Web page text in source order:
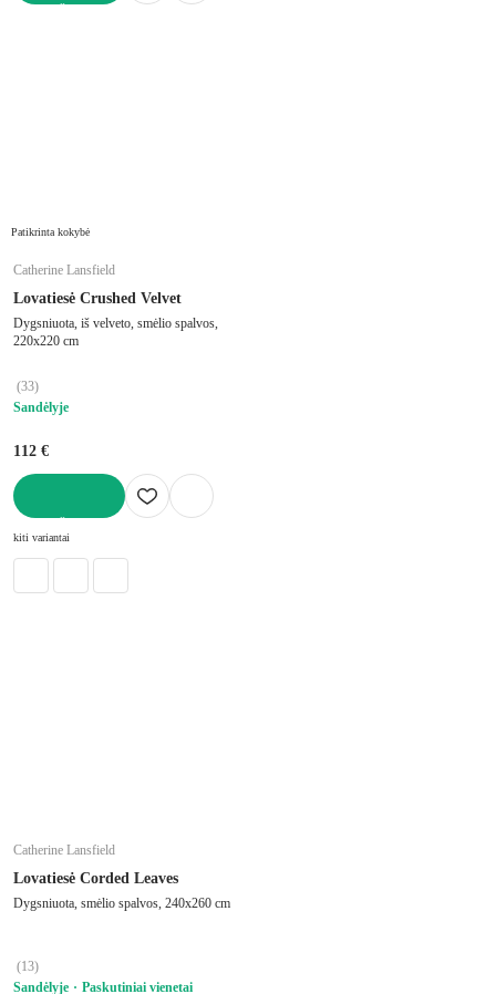
Patikrinta kokybė
Catherine Lansfield
Lovatiesė Crushed Velvet
Dygsniuota, iš velveto, smėlio spalvos,
220x220 cm
(33)
Sandėlyje
112 €
kiti variantai
Catherine Lansfield
Lovatiesė Corded Leaves
Dygsniuota, smėlio spalvos, 240x260 cm
(13)
Sandėlyje
Paskutiniai vienetai